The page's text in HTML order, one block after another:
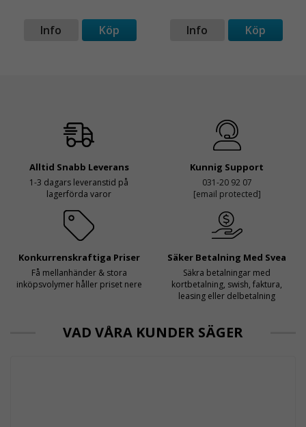
Info Köp Info Köp
Alltid Snabb Leverans
1-3 dagars leveranstid på
lagerförda varor
Kunnig Support
031-20 92 07
[email protected]
Konkurrenskraftiga Priser
Få mellanhänder & stora
inköpsvolymer håller priset nere
Säker Betalning Med Svea
Säkra betalningar med
kortbetalning, swish, faktura,
leasing eller delbetalning
VAD VÅRA KUNDER SÄGER